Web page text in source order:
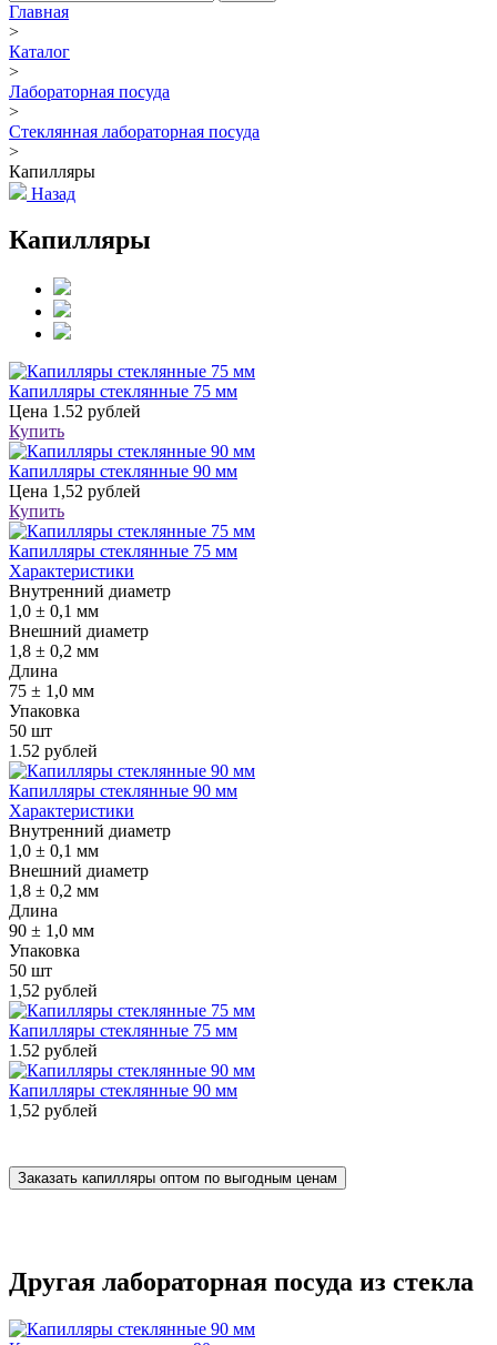
Главная
>
Каталог
>
Лабораторная посуда
>
Стеклянная лабораторная посуда
>
Капилляры
Назад
Капилляры
Капилляры стеклянные 75 мм
Цена 1.52 рублей
Купить
Капилляры стеклянные 90 мм
Цена 1,52 рублей
Купить
Капилляры стеклянные 75 мм
Характеристики
Внутренний диаметр
1,0 ± 0,1 мм
Внешний диаметр
1,8 ± 0,2 мм
Длина
75 ± 1,0 мм
Упаковка
50 шт
1.52 рублей
Капилляры стеклянные 90 мм
Характеристики
Внутренний диаметр
1,0 ± 0,1 мм
Внешний диаметр
1,8 ± 0,2 мм
Длина
90 ± 1,0 мм
Упаковка
50 шт
1,52 рублей
Капилляры стеклянные 75 мм
1.52 рублей
Капилляры стеклянные 90 мм
1,52 рублей
Заказать капилляры оптом по выгодным ценам
Другая лабораторная посуда из стекла